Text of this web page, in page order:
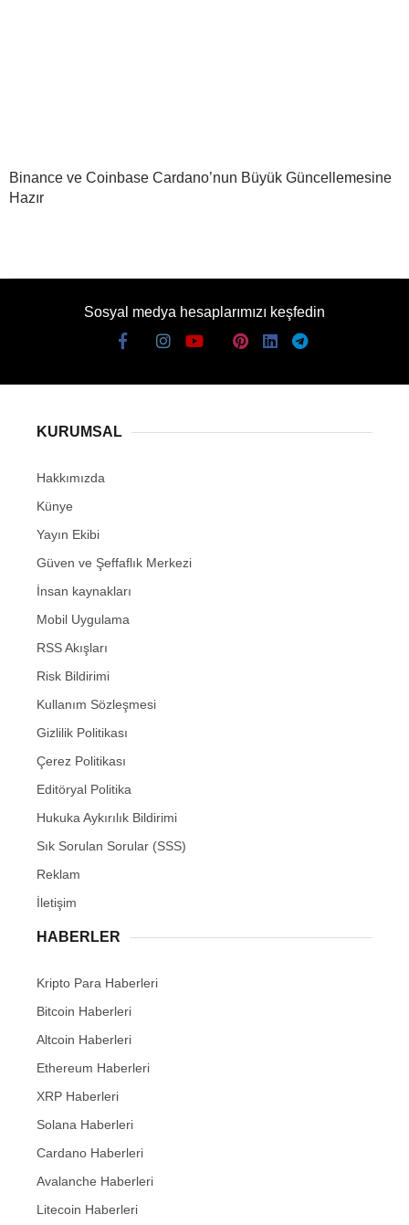
Binance ve Coinbase Cardano’nun Büyük Güncellemesine
Hazır
Sosyal medya hesaplarımızı keşfedin
KURUMSAL
Hakkımızda
Künye
Yayın Ekibi
Güven ve Şeffaflık Merkezi
İnsan kaynakları
Mobil Uygulama
RSS Akışları
Risk Bildirimi
Kullanım Sözleşmesi
Gizlilik Politikası
Çerez Politikası
Editöryal Politika
Hukuka Aykırılık Bildirimi
Sık Sorulan Sorular (SSS)
Reklam
İletişim
HABERLER
Kripto Para Haberleri
Bitcoin Haberleri
Altcoin Haberleri
Ethereum Haberleri
XRP Haberleri
Solana Haberleri
Cardano Haberleri
Avalanche Haberleri
Litecoin Haberleri